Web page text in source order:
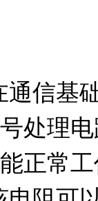
处理
正常